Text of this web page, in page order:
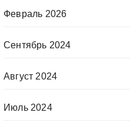
Февраль 2026
Сентябрь 2024
Август 2024
Июль 2024